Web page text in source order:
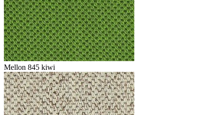
Mellon 845 kiwi